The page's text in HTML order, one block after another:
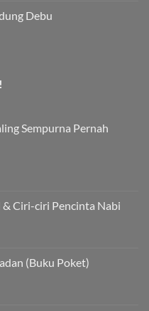
Debu
Sempurna Pernah
Ciri-ciri Pencinta Nabi
(Buku Poket)